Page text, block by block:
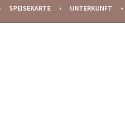
SPEISEKARTE UNTERKUNFT